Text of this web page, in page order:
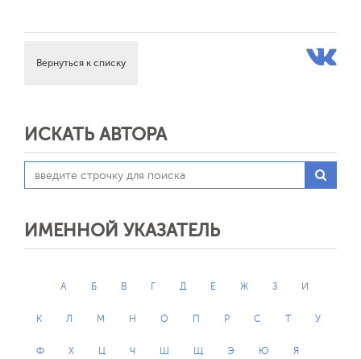
Вернуться к списку
ИСКАТЬ АВТОРА
ИМЕННОЙ УКАЗАТЕЛЬ
А Б В Г Д Е Ж З И
К Л М Н О П Р С Т У
Ф Х Ц Ч Ш Щ Э Ю Я